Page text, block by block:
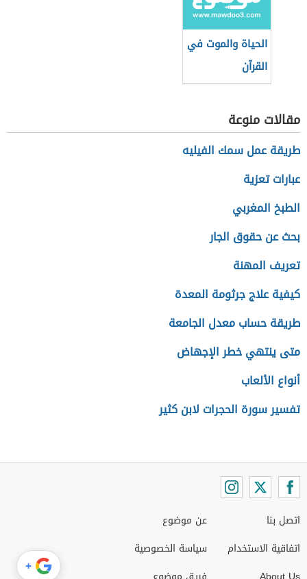
الحياة والموت في
القرآن
مقالات منوعة
طريقة عمل سمك الفيليه
عبارات تعزية
الطبخ المغربي
بحث عن حقوق الجار
تعريف المهنة
كيفية علاج جرثومة المعدة
طريقة حساب معدل الجامعة
متى ينتهي خطر الإجهاض
أنواع الألعاب
تفسير سورة الحجرات لابن كثير
اتصل بنا
اتفاقية الاستخدام
عن موضوع
سياسة الخصوصية
+